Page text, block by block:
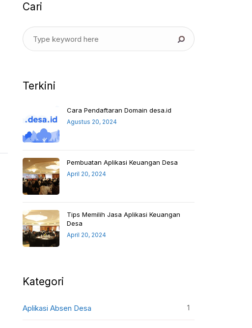
Cari
Terkini
Cara Pendaftaran Domain desa.id
Agustus 20, 2024
Pembuatan Aplikasi Keuangan Desa
April 20, 2024
Tips Memilih Jasa Aplikasi Keuangan
Desa
April 20, 2024
Kategori
Aplikasi Absen Desa 1